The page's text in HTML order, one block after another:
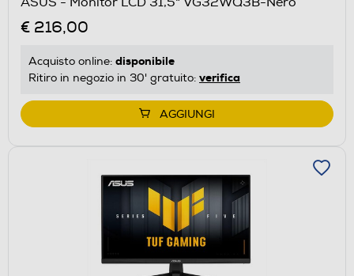
€ 216,00
Acquisto online: disponibile
Ritiro in negozio in 30' gratuito: verifica
AGGIUNGI